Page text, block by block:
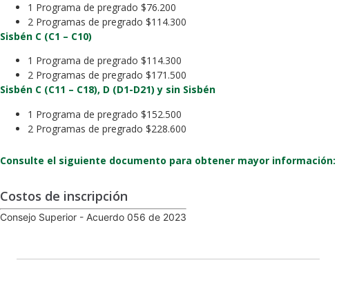
1 Programa de pregrado $76.200
2 Programas de pregrado $114.300
Sisbén C (C1 – C10)
1 Programa de pregrado $114.300
2 Programas de pregrado $171.500
Sisbén C (C11 – C18), D (D1-D21) y sin Sisbén
1 Programa de pregrado $152.500
2 Programas de pregrado $228.600
Consulte el siguiente documento para obtener mayor información:
Costos de inscripción
Consejo Superior - Acuerdo 056 de 2023